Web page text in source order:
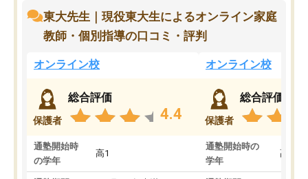
東大先生｜現役東大生によるオンライン家庭
教師・個別指導の口コミ・評判
オンライン校
保護者
総合評価
4.4
通塾開始時
の学年
高1
オンライン校
保護者
総合評価
通塾開始時の
学年
高3